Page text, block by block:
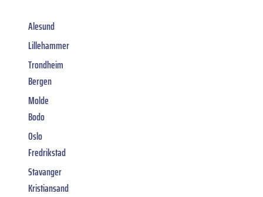
Alesund
Lillehammer
Trondheim
Bergen
Molde
Bodo
Oslo
Fredrikstad
Stavanger
Kristiansand